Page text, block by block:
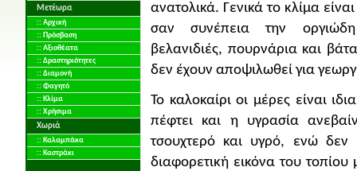
Μετέωρα
:: Αρχική
:: Πρόσβαση
:: Αξιοθέατα
:: Δραστηριότητες
:: Διαμονή
:: Φαγητό
:: Κλίμα
:: Χρήσιμα
Χωριά
:: Καλαμπάκα
:: Καστράκι
ανατολικά. Γενικά το κλίμα
σαν συνέπεια την
βελανιδιές, πουρνάρια και
δεν έχουν αποψιλωθεί για
Το καλοκαίρι οι μέρες είναι
πέφτει και η υγρασία
τσουχτερό και υγρό, ενώ δεν
διαφορετική εικόνα του τοπίου